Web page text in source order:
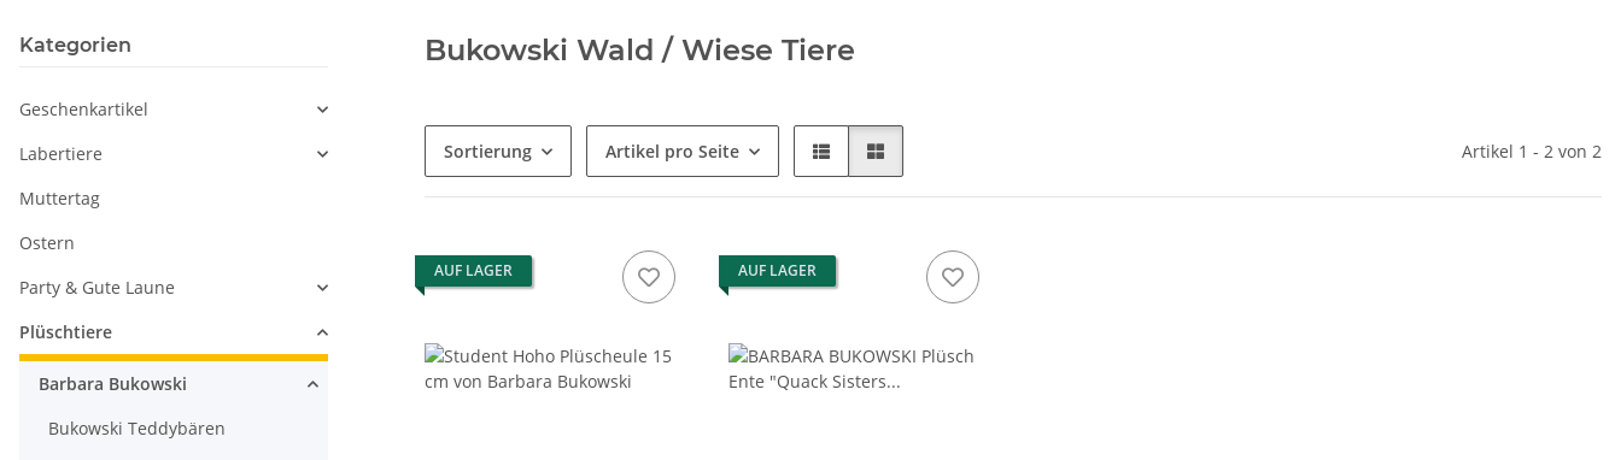
Bukowski Wald / Wiese Tiere
Sortierung Artikel pro Seite Artikel 1 - 2 von 2
AUF LAGER AUF LAGER
Kategorien
Geschenkartikel
Labertiere
Muttertag
Ostern
Party & Gute Laune
Plüschtiere
Barbara Bukowski
Bukowski Teddybären